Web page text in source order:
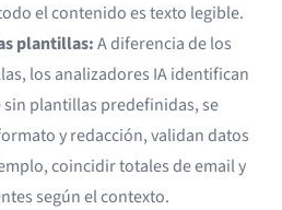
el contenido es texto legible.
plantillas:A diferencia de los
los analizadores IA identifican
plantillas predefinidas, se
y redacción, validan datos
coincidir totales de email y
según el contexto.